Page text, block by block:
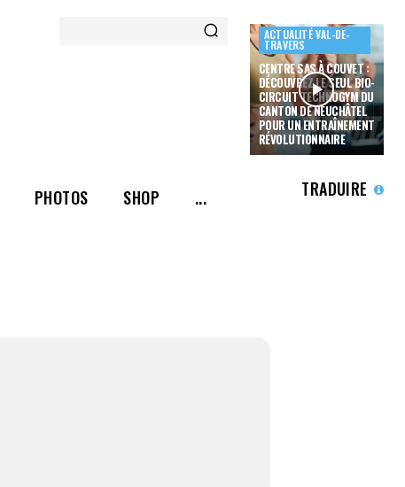
ACTUALITÉ VAL-DE-
TRAVERS
CENTRE SAS À COUVET :
DÉCOUVREZ LE SEUL BIO-
CIRCUIT TECHNOGYM DU
CANTON DE NEUCHÂTEL
POUR UN ENTRAÎNEMENT
RÉVOLUTIONNAIRE
PHOTOS SHOP ... TRADUIRE